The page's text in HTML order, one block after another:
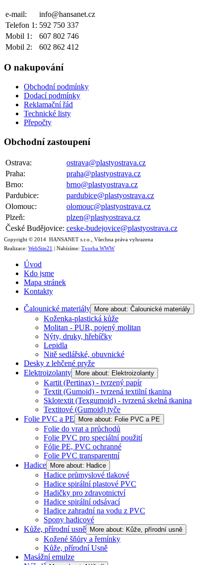
e-mail:
info@hansanet.cz
Telefon 1: 592 750 337
Mobil 1:
607 802 746
Mobil 2:
602 862 412
O nakupování
Obchodní podmínky
Dodací podmínky
Reklamační řád
Technické listy
Přepočty
Obchodní zastoupení
Ostrava:
ostrava@plastyostrava.cz
Praha:
praha@plastyostrava.cz
Brno:
brno@plastyostrava.cz
Pardubice:
pardubice@plastyostrava.cz
Olomouc:
olomouc@plastyostrava.cz
Plzeň:
plzen@plastyostrava.cz
České Budějovice: ceske-budejovice@plastyostrava.cz
Copyright © 2014 HANSANET s.r.o., Všechna práva vyhrazena
Realizace: WebSite21 | Nabízíme: Tvorba WWW
Úvod
Kdo jsme
Mapa stránek
Kontakty
Čalounické materiály More about: Čalounické materiály
Koženka-plastická kůže
Molitan - PUR, pojený molitan
Nýty, druky, hřebíčky
Lepidla
Nitě sedlářské, obuvnické
Desky z lehčené pryže
Elektroizolanty More about: Elektroizolanty
Kartit (Pertinax) - tvrzený papír
Textit (Gumoid) - tvrzená textilní tkanina
Sklotextit (Texgumoid) - tvrzená skelná tkanina
Textitové (Gumoid) tyče
Folie PVC a PE
More about: Folie PVC a PE
Folie do vrat a průchodů
Folie PVC pro speciální použití
Fólie PE, PVC ochranné
Folie PVC transparentní
Hadice More about: Hadice
Hadice průmyslové tlakové
Hadice spirální plastové PVC
Hadičky pro zdravotnictví
Hadice spirální odsávací
Hadice zahradní na vodu z PVC
Spony hadicové
Kůže, přírodní usně More about: Kůže, přírodní usně
Kožené šňůry a řemínky
Kůže, přírodní Usně
Masážní emulze